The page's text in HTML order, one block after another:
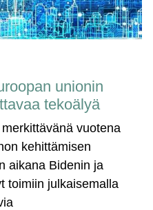
unionin
tekoälyä
vuotena
kehittämisen
aikana Bidenin ja
toimiin julkaisemalla